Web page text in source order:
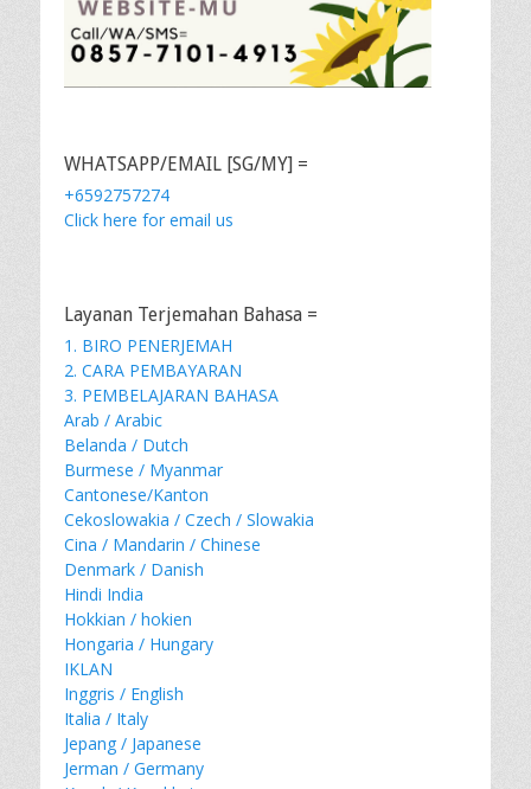
WHATSAPP/EMAIL [SG/MY] =
+6592757274
Click here for email us
Layanan Terjemahan Bahasa =
1. BIRO PENERJEMAH
2. CARA PEMBAYARAN
3. PEMBELAJARAN BAHASA
Arab / Arabic
Belanda / Dutch
Burmese / Myanmar
Cantonese/Kanton
Cekoslowakia / Czech / Slowakia
Cina / Mandarin / Chinese
Denmark / Danish
Hindi India
Hokkian / hokien
Hongaria / Hungary
IKLAN
Inggris / English
Italia / Italy
Jepang / Japanese
Jerman / Germany